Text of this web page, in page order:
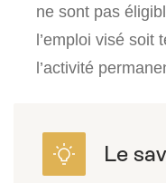
ne sont pas
l’emploi visé soit
l’activité